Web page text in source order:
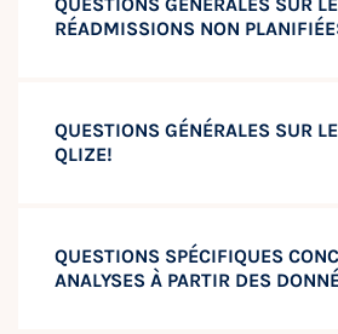
RÉADMISSIONS NON
QUESTIONS GÉNÉRALES SUR
QLIZE!
QUESTIONS SPÉCIFIQUES
ANALYSES À PARTIR DES